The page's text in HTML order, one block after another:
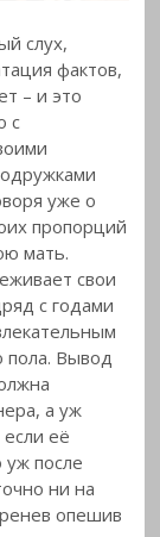
слух,
фактов,
– и это
с
уже о
пропорций
мать.
свои
с годами
пола. Вывод
а уж
её
после
ни на
опешив